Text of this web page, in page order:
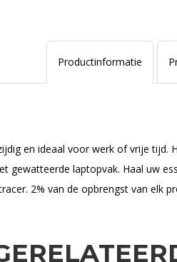
Productinformatie
en ideaal voor werk of vrije
gewatteerde laptopvak. Haal uw
2% van de opbrengst van